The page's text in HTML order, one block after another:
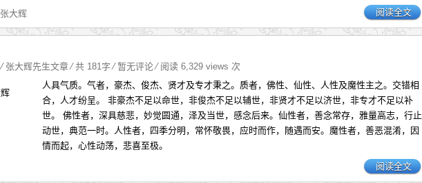
张大辉 阅读全文
⁄ 张大辉先生文章⁄ 共 181字⁄暂无评论⁄ 阅读 6,329 views 次
人具气质。气者，豪杰、俊杰、贤才及专才秉之。质者，佛性、仙性、人性及魔性主之。交错相
合，人才纷呈。 非豪杰不足以命世，非俊杰不足以辅世，非贤才不足以济世，非专才不足以补
世。 佛性者，深具慈悲，妙觉圆通，泽及当世，感念后来。仙性者，善念常存，雅量高志，行止
动世，典范一时。人性者，四季分明，常怀敬畏，应时而作，随遇而安。魔性者，善恶混淆，因
情而起，心性动荡，悲喜至极。
阅读全文